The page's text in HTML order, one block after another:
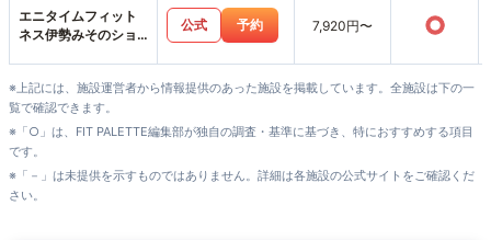
エニタイムフィット
ネス伊勢みそのショ
公式 予約 7,920円〜 ○
※上記には、施設運営者から情報提供のあった施設を掲載しています。全施設は下の一
覧で確認できます。
※「○」は、FIT PALETTE編集部が独自の調査・基準に基づき、特におすすめする項目
です。
※「－」は未提供を示すものではありません。詳細は各施設の公式サイトをご確認くだ
さい。